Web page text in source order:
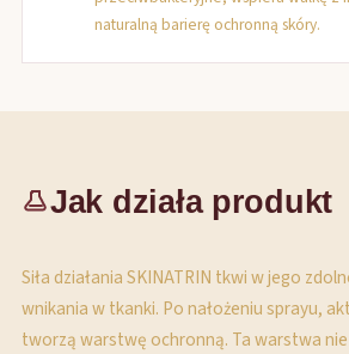
naturalną barierę ochronną skóry.
Jak działa produkt
Siła działania SKINATRIN tkwi w jego
wnikania w tkanki. Po nałożeniu sprayu,
tworzą warstwę ochronną. Ta warstwa